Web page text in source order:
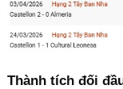
Thành tích đối